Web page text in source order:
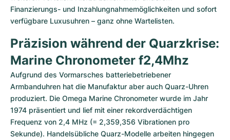
Finanzierungs- und Inzahlungnahmemöglichkeiten und sofort
verfügbare Luxusuhren – ganz ohne Wartelisten.
Präzision während der Quarzkrise:
Marine Chronometer f2,4Mhz
Aufgrund des Vormarsches batteriebetriebener
Armbanduhren hat die Manufaktur aber auch Quarz-Uhren
produziert. Die Omega Marine Chronometer wurde im Jahr
1974 präsentiert und lief mit einer rekordverdächtigen
Frequenz von 2,4 MHz (= 2,359,356 Vibrationen pro
Sekunde). Handelsübliche Quarz-Modelle arbeiten hingegen